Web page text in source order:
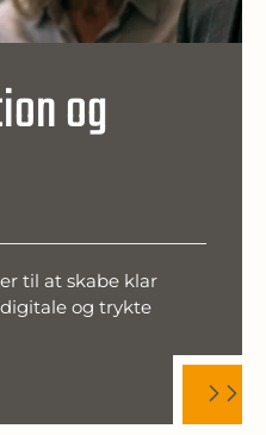
og
til at skabe klar
og trykte